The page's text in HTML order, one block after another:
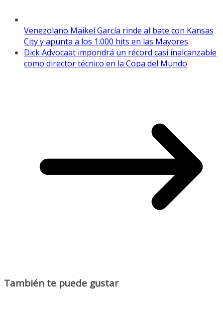
Venezolano Maikel García rinde al bate con Kansas
City y apunta a los 1.000 hits en las Mayores
Dick Advocaat impondrá un récord casi inalcanzable
como director técnico en la Copa del Mundo
También te puede gustar